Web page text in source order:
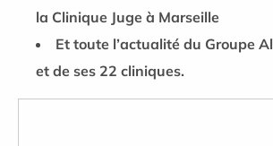
la Clinique Juge à Marseille
Et toute l’actualité du Groupe
et de ses 22 cliniques.